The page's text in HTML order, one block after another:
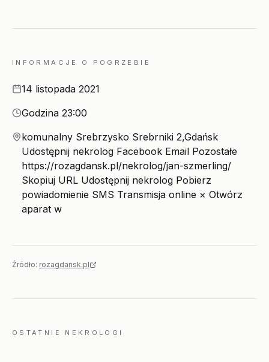
INFORMACJE O POGRZEBIE
Data14 listopada 2021
Godzina
Godzina 23:00
Miejsce
komunalny Srebrzysko Srebrniki 2,Gdańsk
Udostępnij nekrolog Facebook Email Pozostałe
https://rozagdansk.pl/nekrolog/jan-szmerling/
Skopiuj URL Udostępnij nekrolog Pobierz
powiadomienie SMS Transmisja online × Otwórz
aparat w
Źródło: rozagdansk.pl
OSTATNIE NEKROLOGI